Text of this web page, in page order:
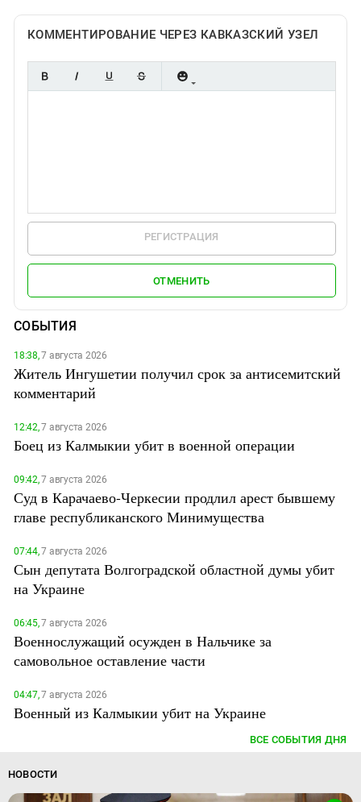
КОММЕНТИРОВАНИЕ ЧЕРЕЗ КАВКАЗСКИЙ УЗЕЛ
РЕГИСТРАЦИЯ
ОТМЕНИТЬ
СОБЫТИЯ
18:38,7 августа 2026
Житель Ингушетии получил срок за антисемитский
комментарий
12:42,7 августа 2026
Боец из Калмыкии убит в военной операции
09:42,7 августа 2026
Суд в Карачаево-Черкесии продлил арест бывшему
главе республиканского Минимущества
07:44,7 августа 2026
Сын депутата Волгоградской областной думы убит
на Украине
06:45,7 августа 2026
Военнослужащий осужден в Нальчике за
самовольное оставление части
04:47,7 августа 2026
Военный из Калмыкии убит на Украине
ВСЕ СОБЫТИЯ ДНЯ
НОВОСТИ